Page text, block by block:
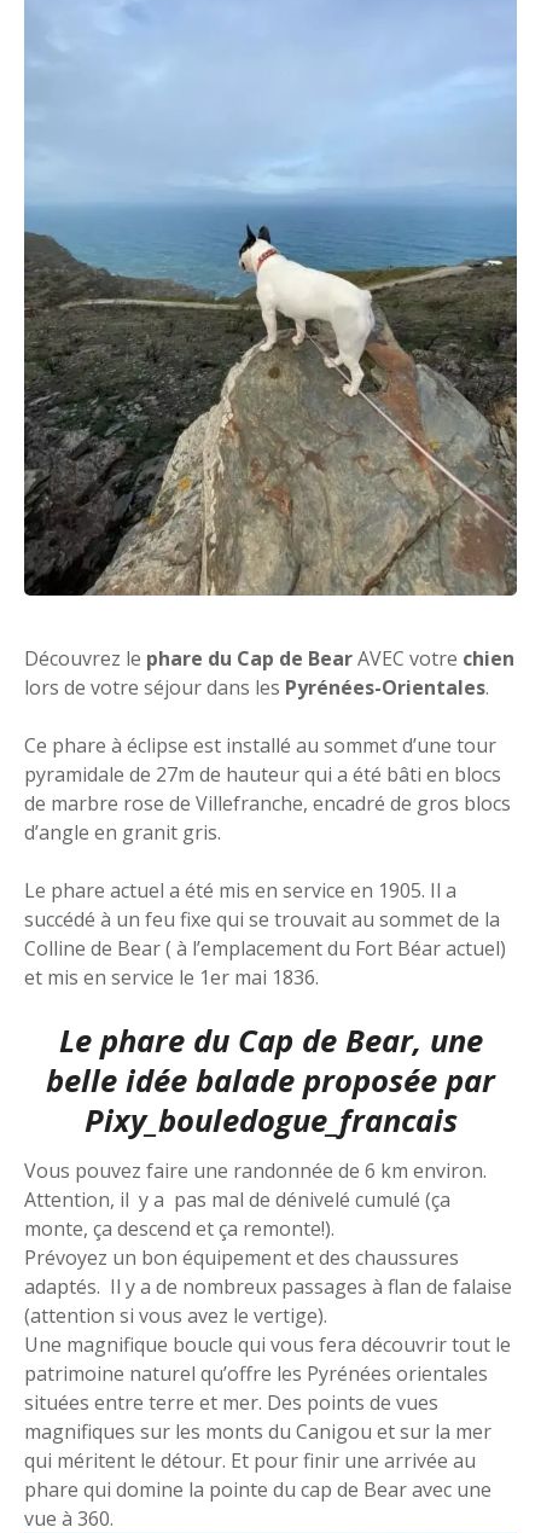
Découvrez le phare du Cap de BearAVEC votre chien
lors de votre séjour dans les Pyrénées-Orientales.
Ce phare à éclipse est installé au sommet d’une tour
pyramidale de 27m de hauteur qui a été bâti en blocs
de marbre rose de Villefranche, encadré de gros blocs
d’angle en granit gris.
Le phare actuel a été mis en service en 1905. Il a
succédé à un feu fixe qui se trouvait au sommet de la
Colline de Bear ( à l’emplacement du Fort Béar actuel)
et mis en service le 1er mai 1836.
Le phare du Cap de Bear, une
belle idée balade proposée par
Pixy_bouledogue_francais
Vous pouvez faire une randonnée de 6 km environ.
Attention, il y a pas mal de dénivelé cumulé (ça
monte, ça descend et ça remonte!).
Prévoyez un bon équipement et des chaussures
adaptés. Il y a de nombreux passages à flan de falaise
(attention si vous avez le vertige).
Une magnifique boucle qui vous fera découvrir tout le
patrimoine naturel qu’offre les Pyrénées orientales
situées entre terre et mer. Des points de vues
magnifiques sur les monts du Canigou et sur la mer
qui méritent le détour. Et pour finir une arrivée au
phare qui domine la pointe du cap de Bear avec une
vue à 360.